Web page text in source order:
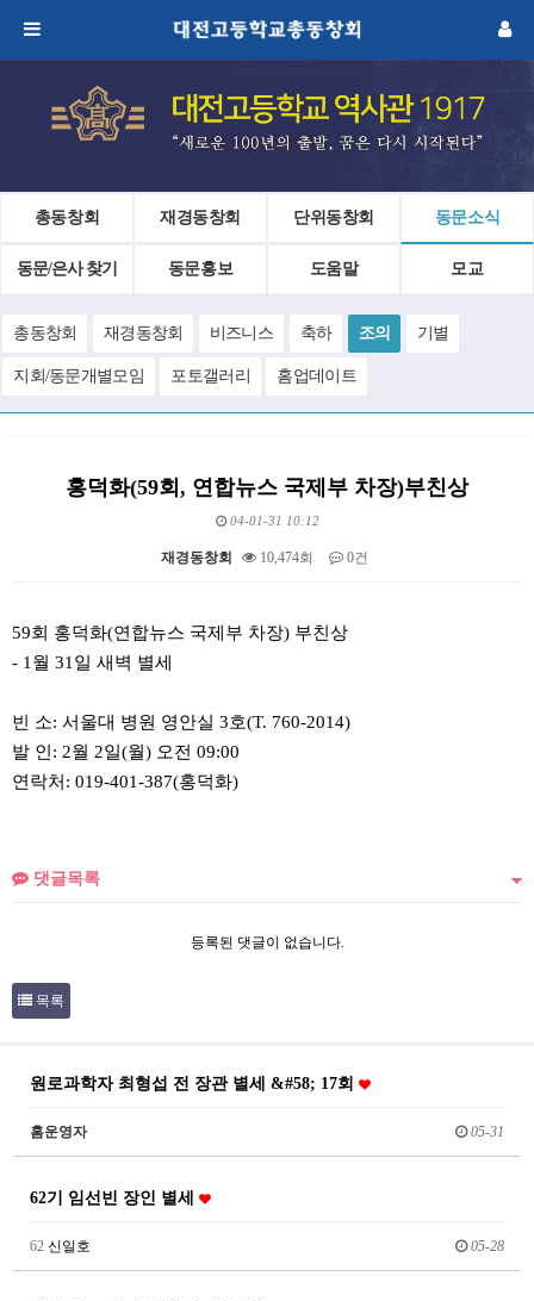
총동창회 재경동창회 단위동창회 동문소식
동문/은사 찾기 동문홍보 도움말 모교
총동창회 재경동창회 비즈니스 축하 조의 기별
지회/동문개별모임 포토갤러리 홈업데이트
홍덕화(59회, 연합뉴스 국제부 차장)부친상
04-01-31 10:12
재경동창회 10,474회 0건
59회 홍덕화(연합뉴스 국제부 차장) 부친상
- 1월 31일 새벽 별세
빈 소: 서울대 병원 영안실 3호(T. 760-2014)
발 인: 2월 2일(월) 오전 09:00
연락처: 019-401-387(홍덕화)
댓글목록
등록된 댓글이 없습니다.
목록
원로과학자 최형섭 전 장관 별세 &#58; 17회
홈운영자 05-31
62기 임선빈 장인 별세
62 신일호 05-28